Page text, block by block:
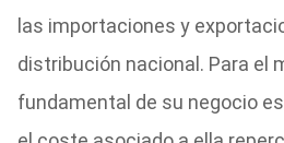
las importaciones y
distribución nacional. Para el
fundamental de su negocio